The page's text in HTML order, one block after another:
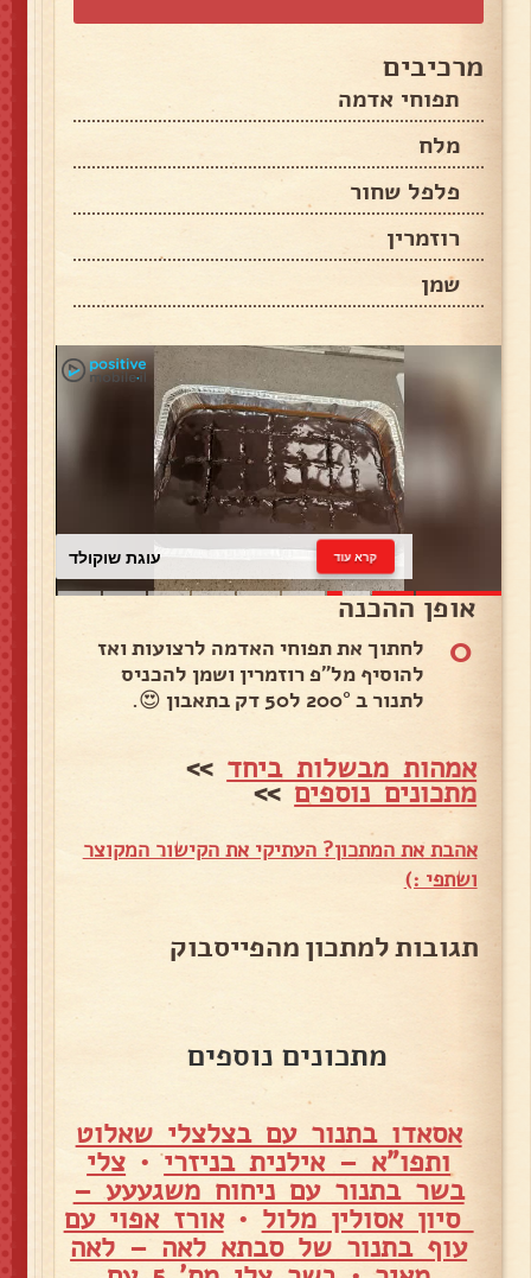
מרכיבים
תפוחי אדמה
מלח
פלפל שחור
רוזמרין
שמן
עוגת שוקולד קרא עוד
אופן ההכנה
0
לחתוך את תפוחי האדמה לרצועות ואז
להוסיף מל"פ רוזמרין ושמן להכניס
לתנור ב 200° ל50 דק בתאבון 😍.
אמהות מבשלות ביחד >>
מתכונים נוספים>>
אהבת את המתכון? העתיקי את הקישור המקוצר
ושתפי :)
תגובות למתכון מהפייסבוק
מתכונים נוספים
אסאדו בתנור עם בצלצלי שאלוט
ותפו"א – אילנית בניזרי• צלי
בשר בתנור עם ניחוח משגעעע –
סיון אסולין מלול •אורז אפוי עם
עוף בתנור של סבתא לאה – לאה